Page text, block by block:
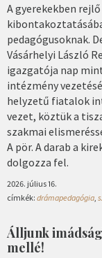
A gyerekekben
pedagógusoknak.
Vásárhelyi László
igazgatója nap
intézmény
helyzetű fiatalok
vezet, köztük a
szakmai
A pör. A darab a
dolgozza fel.
2026. július 16.
címkék: drámapedagógia
Álljunk
mellé!